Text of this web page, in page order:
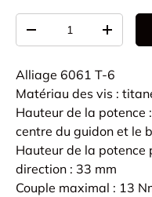
-
+
Alliage 6061 T-6
Matériau des vis :
Hauteur de la potence
centre du guidon et le
Hauteur de la
direction : 33 mm
Couple maximal : 13